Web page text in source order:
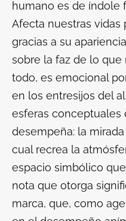
humano es de índole
Afecta nuestras vidas
gracias a su
sobre la faz de lo que
todo, es emocional
en los entresijos del
esferas conceptuales
desempeña: la
cual recrea la
espacio simbólico
nota que otorga
marca, que, como